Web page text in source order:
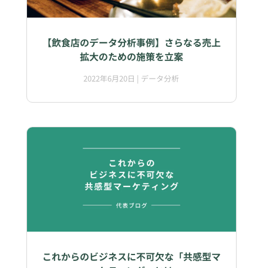
【飲食店のデータ分析事例】さらなる売上
拡大のための施策を立案
2022年6月20日 | データ分析
これからのビジネスに不可欠な「共感型マ